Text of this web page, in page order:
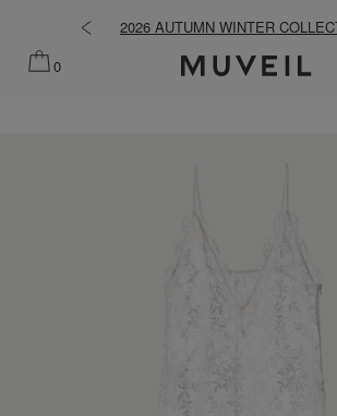
2026 AUTUMN WINTER COLLECTION
0